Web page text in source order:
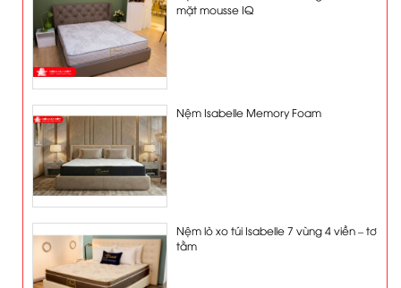
mặt mousse IQ
Nệm Isabelle Memory Foam
Nệm lò xo túi Isabelle 7 vùng 4 viền – tơ
tằm